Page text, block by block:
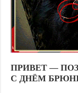
ПРИВЕТ —
С ДНЁМ